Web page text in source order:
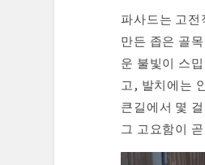
파사드는 고
만든 좁은 골
운 불빛이 스
고, 발치에는
큰길에서 몇
그 고요함이